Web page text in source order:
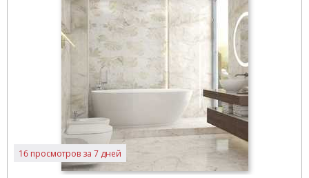
16 просмотров за 7 дней